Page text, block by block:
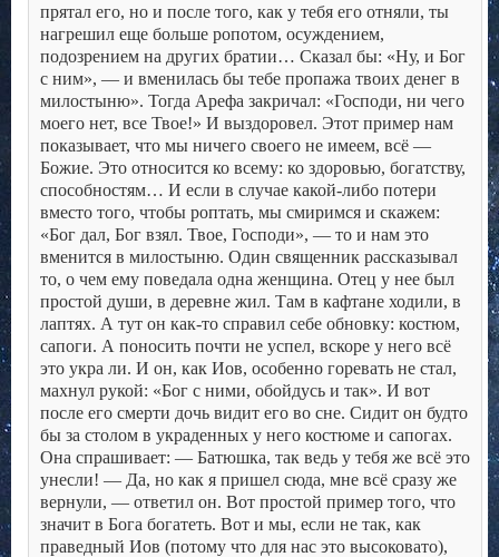
прятал его, но и после того, как у тебя его отняли, ты
нагрешил еще больше ропотом, осуждением,
подозрением на других братии… Сказал бы: «Ну, и Бог
с ним», — и вменилась бы тебе пропажа твоих денег в
милостыню». Тогда Арефа закричал: «Господи, ни чего
моего нет, все Твое!» И выздоровел. Этот пример нам
показывает, что мы ничего своего не имеем, всё —
Божие. Это относится ко всему: ко здоровью, богатству,
способностям… И если в случае какой-либо потери
вместо того, чтобы роптать, мы смиримся и скажем:
«Бог дал, Бог взял. Твое, Господи», — то и нам это
вменится в милостыню. Один священник рассказывал
то, о чем ему поведала одна женщина. Отец у нее был
простой души, в деревне жил. Там в кафтане ходили, в
лаптях. А тут он как-то справил себе обновку: костюм,
сапоги. А поносить почти не успел, вскоре у него всё
это укра ли. И он, как Иов, особенно горевать не стал,
махнул рукой: «Бог с ними, обойдусь и так». И вот
после его смерти дочь видит его во сне. Сидит он будто
бы за столом в украденных у него костюме и сапогах.
Она спрашивает: — Батюшка, так ведь у тебя же всё это
унесли! — Да, но как я пришел сюда, мне всё сразу же
вернули, — ответил он. Вот простой пример того, что
значит в Бога богатеть. Вот и мы, если не так, как
праведный Иов (потому что для нас это высоковато),